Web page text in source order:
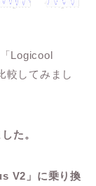
Logicool
較してみまし
た。
V2」に乗り換